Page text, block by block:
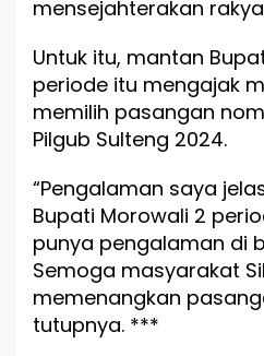
mensejahterakan
Untuk itu, mantan
periode itu mengajak
memilih pasangan
Pilgub Sulteng 2024.
“Pengalaman saya
Bupati Morowali 2
punya pengalaman di
Semoga masyarakat
memenangkan
tutupnya. ***